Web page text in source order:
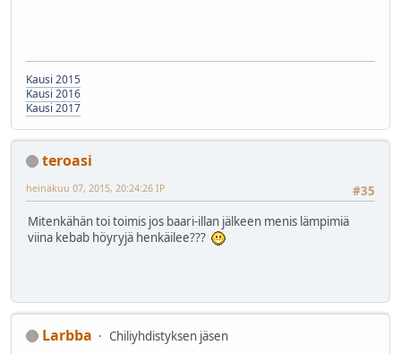
Kausi 2015
Kausi 2016
Kausi 2017
teroasi
#35
heinäkuu 07, 2015, 20:24:26 IP
Mitenkähän toi toimis jos baari-illan jälkeen menis lämpimiä
viina kebab höyryjä henkäilee???
Larbba
Chiliyhdistyksen jäsen